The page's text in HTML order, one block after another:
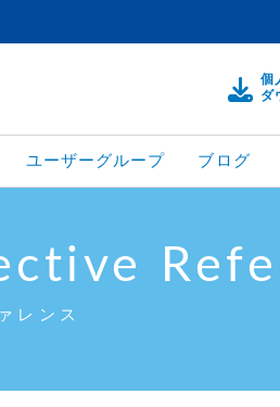
個
ダ
ユーザーグループ ブログ
レンス